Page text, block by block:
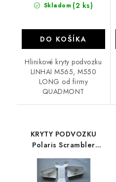
Skladom (2 ks)
DO KOŠÍKA
Hlinikové kryty podvozku
LINHAI M565, M550
LONG od firmy
QUADMONT
KRYTY PODVOZKU
Polaris Scrambler
2017